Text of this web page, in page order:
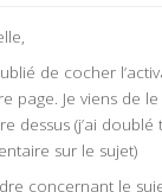
de cocher
page. Je viens de
dessus (j’ai doublé
sur le sujet)
concernant le